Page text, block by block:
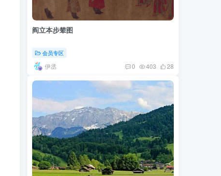
阎立本步辇图
会员专区
伊丞 0 403 28